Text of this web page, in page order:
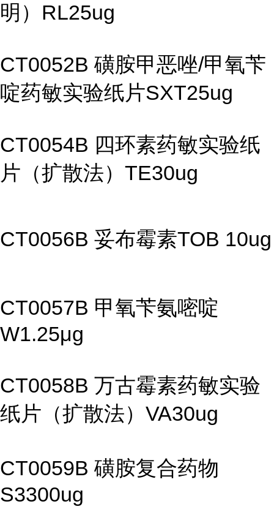
明）RL25ug
CT0052B 磺胺甲恶唑/甲氧苄
啶药敏实验纸片SXT25ug
CT0054B 四环素药敏实验纸
片（扩散法）TE30ug
CT0056B 妥布霉素TOB 10ug
CT0057B 甲氧苄氨嘧啶
W1.25μg
CT0058B 万古霉素药敏实验
纸片（扩散法）VA30ug
CT0059B 磺胺复合药物
S3300ug